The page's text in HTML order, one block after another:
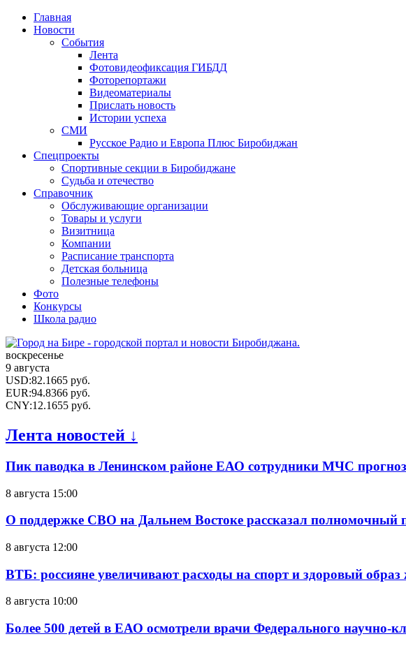
Главная
Новости
События
Лента
Фотовидеофиксация ГИБДД
Фоторепортажи
Видеоматериалы
Прислать новость
Истории успеха
СМИ
Русское Радио и Европа Плюс Биробиджан
Спецпроекты
Спортивные секции в Биробиджане
Судьба и отечество
Справочник
Обслуживающие организации
Товары и услуги
Визитница
Компании
Расписание транспорта
Детская больница
Полезные телефоны
Фото
Конкурсы
Школа радио
воскресенье
9 августа
USD:82.1665 руб.
EUR:94.8366 руб.
CNY:12.1655 руб.
Лента новостей ↓
Пик паводка в Ленинском районе ЕАО сотрудники МЧС
8 августа 15:00
О поддержке СВО на Дальнем Востоке рассказал полномочный
8 августа 12:00
ВТБ: россияне увеличивают расходы на спорт и здоровый образ
8 августа 10:00
Более 500 детей в ЕАО осмотрели врачи Федерального научно-